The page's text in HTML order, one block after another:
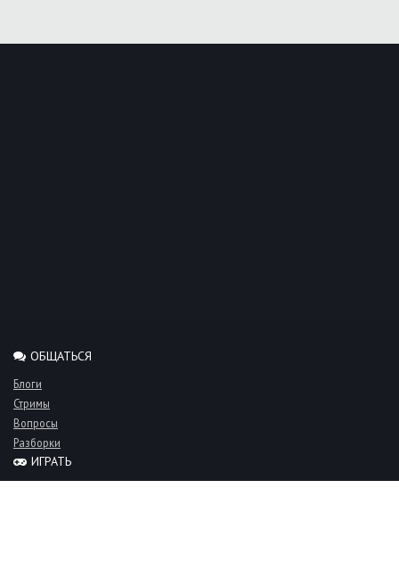
ОБЩАТЬСЯ
Блоги
Стримы
Вопросы
Разборки
ИГРАТЬ